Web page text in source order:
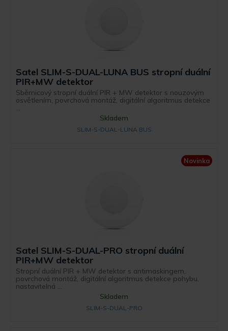
Satel SLIM-S-DUAL-LUNA BUS stropní duální
PIR+MW detektor
Sběrnicový stropní duální PIR + MW detektor s nouzovým
osvětlením, povrchová montáž, digitální algoritmus detekce
...
Skladem
SLIM-S-DUAL-LUNA BUS
Novinka
Satel SLIM-S-DUAL-PRO stropní duální
PIR+MW detektor
Stropní duální PIR + MW detektor s antimaskingem,
povrchová montáž, digitální algoritmus detekce pohybu,
nastavitelná ...
Skladem
SLIM-S-DUAL-PRO